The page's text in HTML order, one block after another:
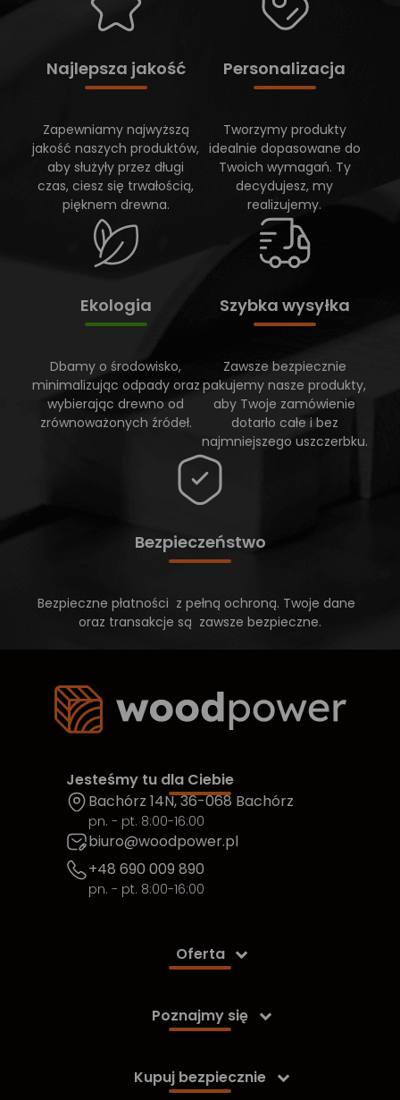
Najlepsza jakość
Zapewniamy najwyższą
jakość naszych produktów,
aby służyły przez długi
czas, ciesz się trwałością,
pięknem drewna.
Personalizacja
Tworzymy produkty
idealnie dopasowane do
Twoich wymagań. Ty
decydujesz, my
realizujemy.
Ekologia
Dbamy o środowisko,
minimalizując odpady oraz
wybierając drewno od
zrównoważonych źródeł.
Szybka wysyłka
Zawsze bezpiecznie
pakujemy nasze produkty,
aby Twoje zamówienie
dotarło całe i bez
najmniejszego uszczerbku.
Bezpieczeństwo
Bezpieczne płatności z pełną ochroną. Twoje dane
oraz transakcje są zawsze bezpieczne.
Jesteśmy tu dla Ciebie
Bachórz 14N, 36-068 Bachórz
pn. - pt. 8:00-16:00
biuro@woodpower.pl
+48 690 009 890
pn. - pt. 8:00-16:00
Oferta 
Poznajmy się 
Kupuj bezpiecznie 